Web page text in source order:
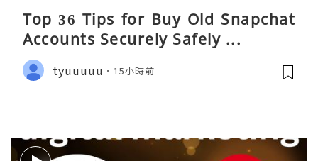
Top 36 Tips for Buy Old Snapchat
Accounts Securely Safely ...
tyuuuuu 15小時前